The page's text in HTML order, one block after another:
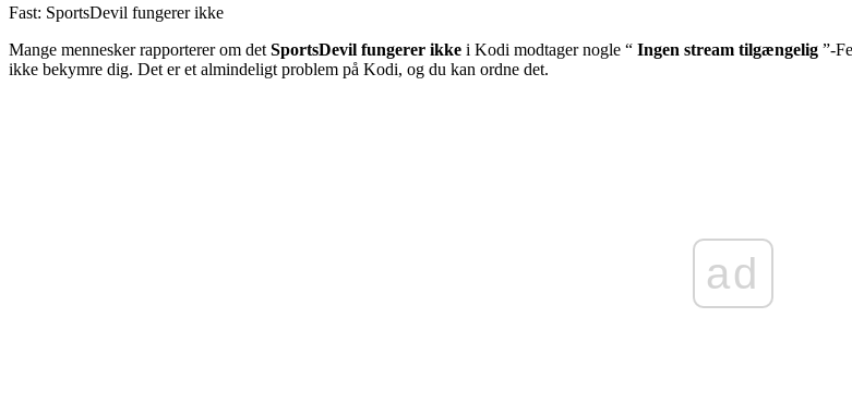
Fast: SportsDevil fungerer ikke
Mange mennesker rapporterer om det SportsDevil fungerer ikke i Kodi modtager nogle “ Ingen stream tilgængelig ”-
ikke bekymre dig. Det er et almindeligt problem på Kodi, og du kan ordne det.
ad